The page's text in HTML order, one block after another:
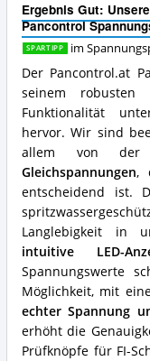
Ergebnis Gut:
Pancontrol
SPARTIPP im
Der Pancontrol.at
seinem robusten
Funktionalität
hervor. Wir sind
allem von
Gleichspannungen,
entscheidend ist.
Langlebigkeit in
intuitive LED-
Spannungswerte
Möglichkeit, mit
echter Spannung
erhöht die
Prüfknöpfe für FI-
Was
spricht
für
diesen
Spannungsprüfer?